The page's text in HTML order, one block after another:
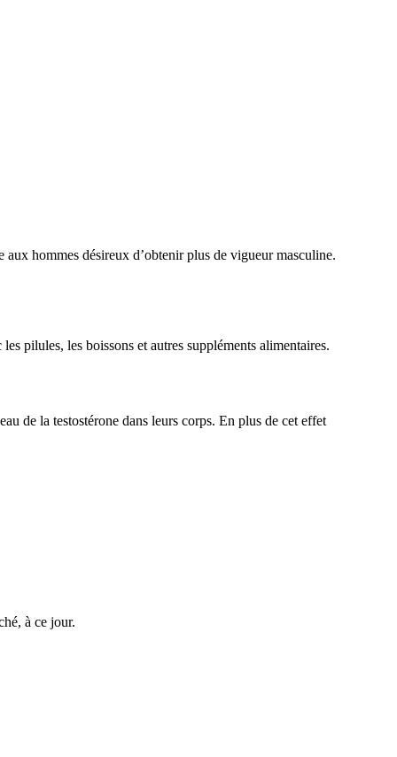
aux hommes désireux d’obtenir plus de vigueur masculine.
pilules, les boissons et autres suppléments alimentaires.
de la testostérone dans leurs corps. En plus de cet effet
à ce jour.